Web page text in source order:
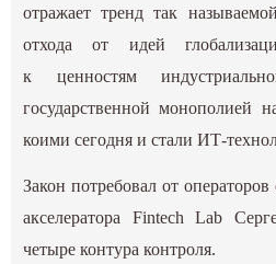
отражает тренд так
отхода от идей
к ценностям
государственной монополией
коими сегодня и стали ИТ-
Закон потребовал от
акселератора Fintech Lab
четыре контура контроля.